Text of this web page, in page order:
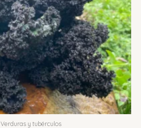
Verduras y tubérculos